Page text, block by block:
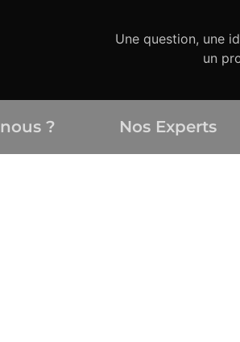
Une question, une
un
? Nos Experts